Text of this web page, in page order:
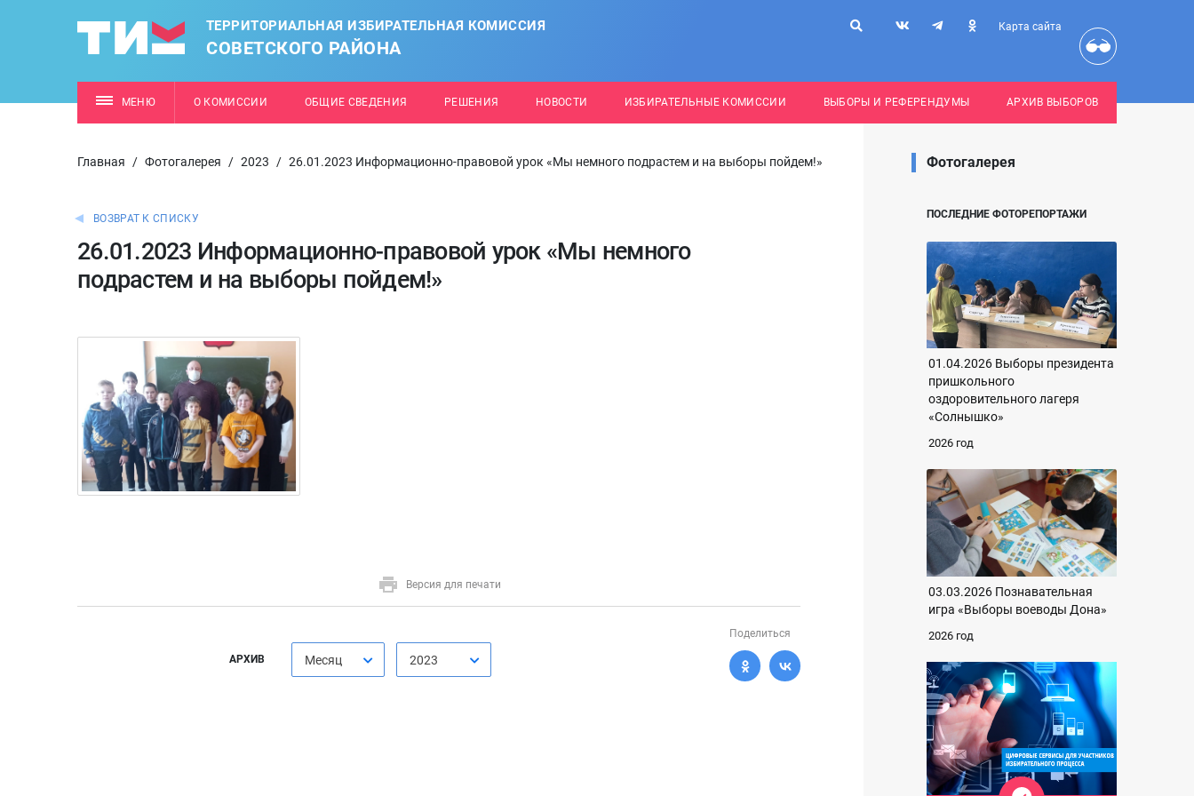
ТЕРРИТОРИАЛЬНАЯ ИЗБИРАТЕЛЬНАЯ КОМИССИЯ
СОВЕТСКОГО РАЙОНА
Карта сайта
МЕНЮ О КОМИССИИ ОБЩИЕ СВЕДЕНИЯ РЕШЕНИЯ НОВОСТИ ИЗБИРАТЕЛЬНЫЕ КОМИССИИ ВЫБОРЫ И РЕФЕРЕНДУМЫ АРХИВ ВЫБОРОВ
Главная / Фотогалерея / 2023 / 26.01.2023 Информационно-правовой урок «Мы немного подрастем и на выборы пойдем!»
ВОЗВРАТ К СПИСКУ
26.01.2023 Информационно-правовой урок «Мы немного
подрастем и на выборы пойдем!»
Версия для печати
АРХИВ Месяц 2023
Поделиться
Фотогалерея
ПОСЛЕДНИЕ ФОТОРЕПОРТАЖИ
01.04.2026 Выборы президента
пришкольного
оздоровительного лагеря
«Солнышко»
2026 год
03.03.2026 Познавательная
игра «Выборы воеводы Дона»
2026 год